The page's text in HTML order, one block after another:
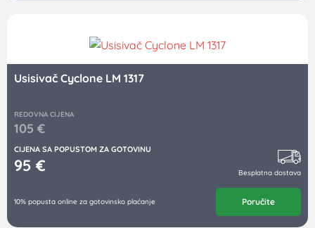
Usisivač Cyclone LM 1317
REDOVNA CIJENA
105 €
CIJENA SA POPUSTOM ZA GOTOVINU
95 € Besplatna dostava
10% popusta online za gotovinsko plaćanje Poručite